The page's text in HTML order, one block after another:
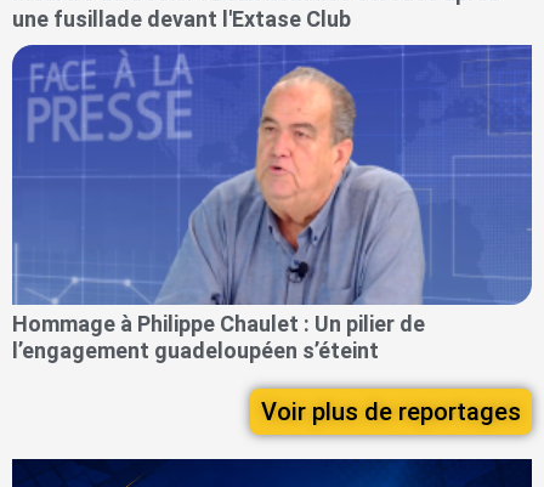
une fusillade devant l'Extase Club
Hommage à Philippe Chaulet : Un pilier de
l’engagement guadeloupéen s’éteint
Voir plus de reportages